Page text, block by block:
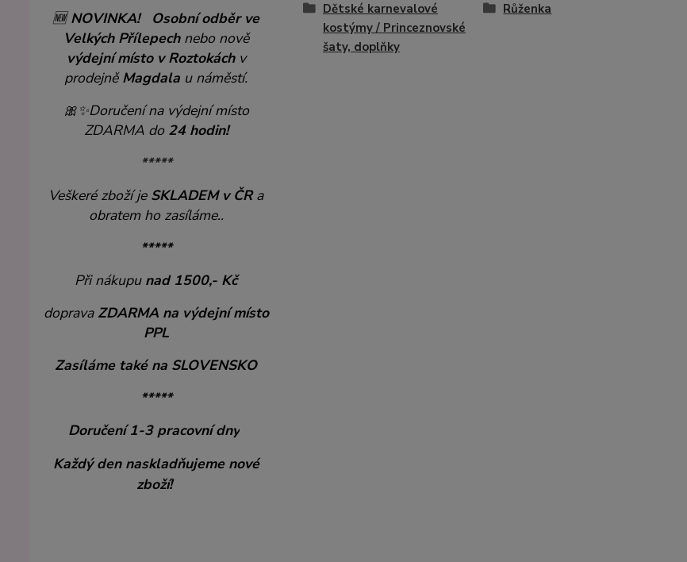
🆕NOVINKA!
Osobní odběr ve
Velkých Přílepechnebo nově
výdejní místo v Roztokáchv
prodejněMagdala u náměstí.
🎀✨Doručení na výdejní místo
ZDARMA do 24 hodin!
*****
Veškeré zboží je SKLADEM v ČRa
obratem ho zasíláme..
*****
Při nákupu nad 1500,- Kč
doprava ZDARMA na výdejní místo
PPL
Zasíláme také na SLOVENSKO
*****
Doručení 1-3 pracovní dny
Každý den naskladňujeme nové
zboží!
Dětské karnevalové
kostýmy / Princeznovské
šaty, doplňky
Růženka